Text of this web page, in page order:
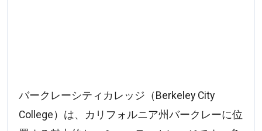
バークレーシティカレッジ（Berkeley City
College）は、カリフォルニア州バークレーに位